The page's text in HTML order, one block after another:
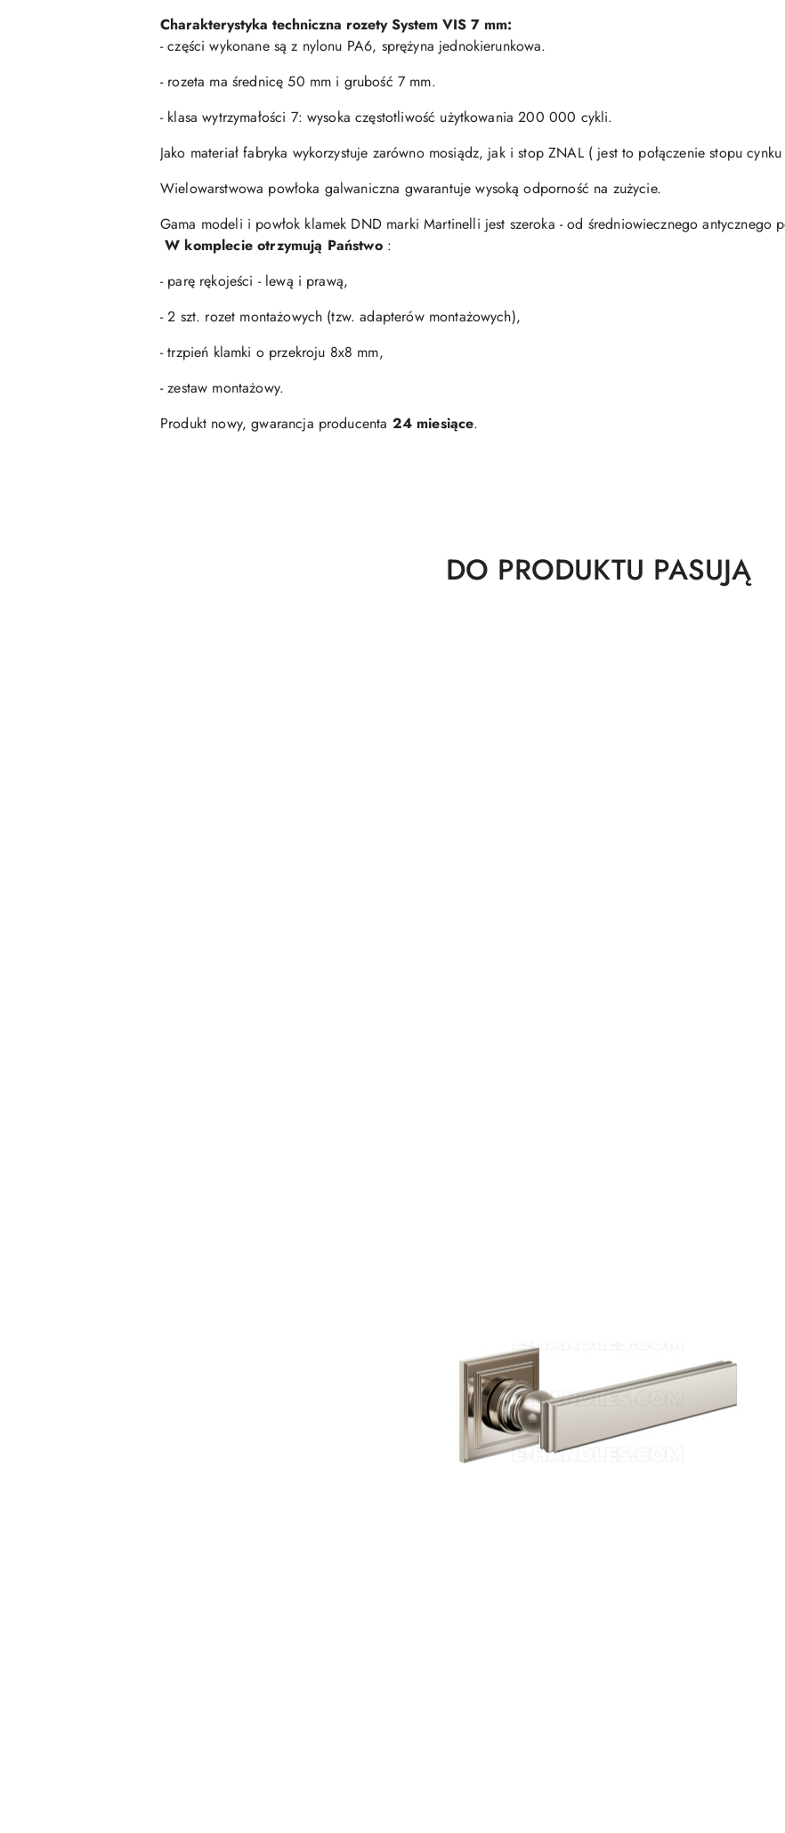
Charakterystyka techniczna rozety System VIS 7 mm:
- części wykonane są z nylonu PA6, sprężyna jednokierunkowa.
- rozeta ma średnicę 50 mm i grubość 7 mm.
- klasa wytrzymałości 7: wysoka częstotliwość użytkowania 200 000 cykli.
Jako materiał fabryka wykorzystuje zarówno mosiądz, jak i stop ZNAL ( jest to połączenie stopu
Wielowarstwowa powłoka galwaniczna gwarantuje wysoką odporność na zużycie.
Gama modeli i powłok klamek DND marki Martinelli jest szeroka - od średniowiecznego antycznego
W komplecie otrzymują Państwo:
- parę rękojeści - lewą i prawą,
- 2 szt. rozet montażowych (tzw. adapterów montażowych),
- trzpień klamki o przekroju 8x8 mm,
- zestaw montażowy.
Produkt nowy, gwarancja producenta 24 miesiące.
Produkty
DO PRODUKTU PASUJĄ